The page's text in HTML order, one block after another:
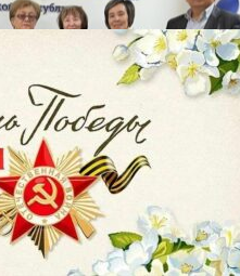
СУЗАКТА 750
ПАЙДАЛАНУУГА
07.08.2025
Улуу Жеңиштин жандуу
29.04.2025
Награды в
29.04.2025